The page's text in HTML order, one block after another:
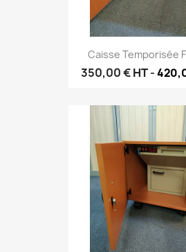
Caisse Temporisée
350,00 €HT-